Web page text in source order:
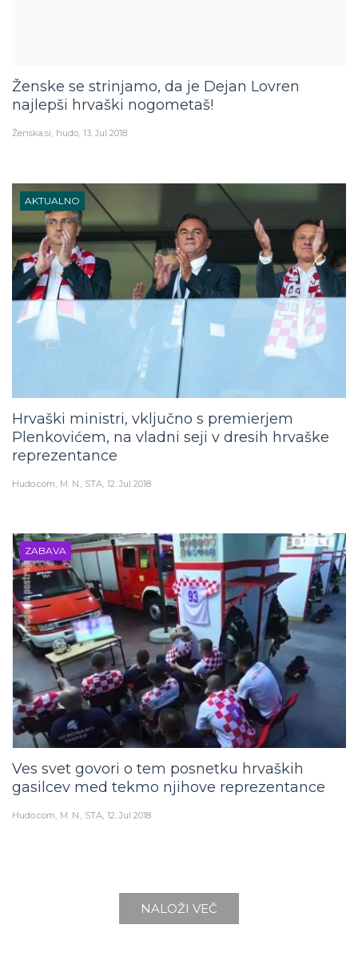
Ženske se strinjamo, da je Dejan Lovren
najlepši hrvaški nogometaš!
Ženska.si hudo 13. Jul 2018
AKTUALNO
Hrvaški ministri, vključno s premierjem
Plenkovićem, na vladni seji v dresih hrvaške
reprezentance
Hudo.com M. N., STA 12. Jul 2018
ZABAVA
Ves svet govori o tem posnetku hrvaških
gasilcev med tekmo njihove reprezentance
Hudo.com M. N., STA 12. Jul 2018
NALOŽI VEČ